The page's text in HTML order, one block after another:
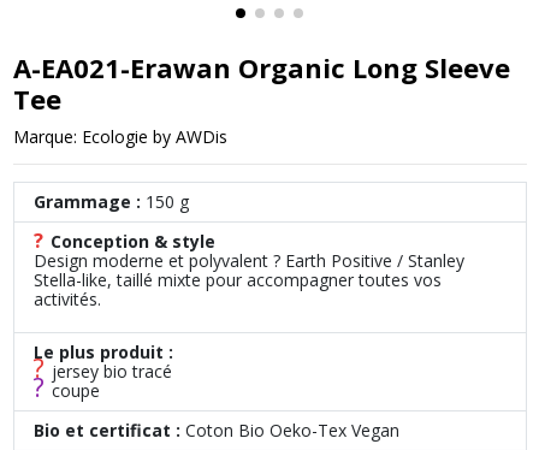
A-EA021-Erawan Organic Long Sleeve
Tee
Marque: Ecologie by AWDis
Grammage : 150 g
? Conception & style
Design moderne et polyvalent ? Earth Positive / Stanley
Stella-like, taillé mixte pour accompagner toutes vos
activités.
Le plus produit :
? jersey bio tracé
? coupe
Bio et certificat : Coton Bio Oeko-Tex Vegan